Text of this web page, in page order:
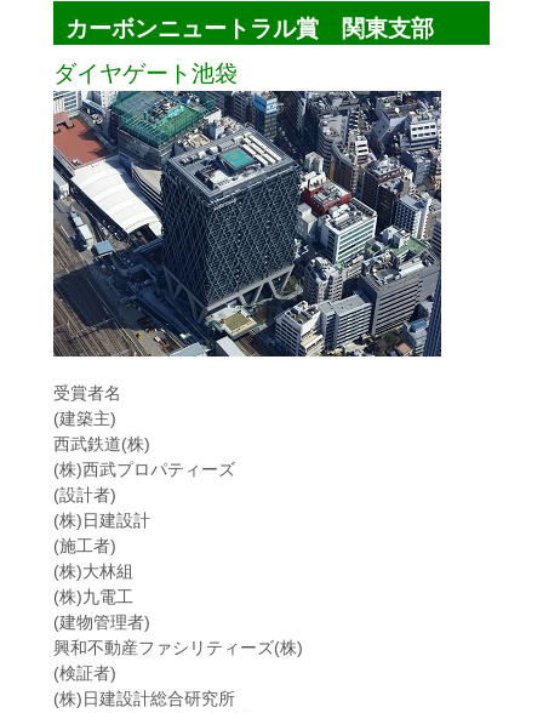
カーボンニュートラル賞 関東支部
ダイヤゲート池袋
受賞者名
(建築主)
西武鉄道(株)
(株)西武プロパティーズ
(設計者)
(株)日建設計
(施工者)
(株)大林組
(株)九電工
(建物管理者)
興和不動産ファシリティーズ(株)
(検証者)
(株)日建設計総合研究所